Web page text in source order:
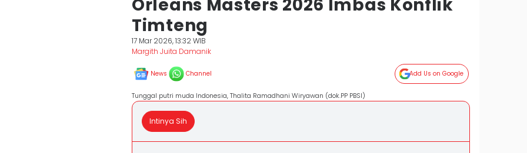
Orleans Masters 2026 Imbas Konflik
Timteng
17 Mar 2026, 13:32 WIB
Margith Juita Damanik
News Channel Add Us on Google
Tunggal putri muda Indonesia, Thalita Ramadhani Wiryawan (dok.PP PBSI)
Intinya Sih